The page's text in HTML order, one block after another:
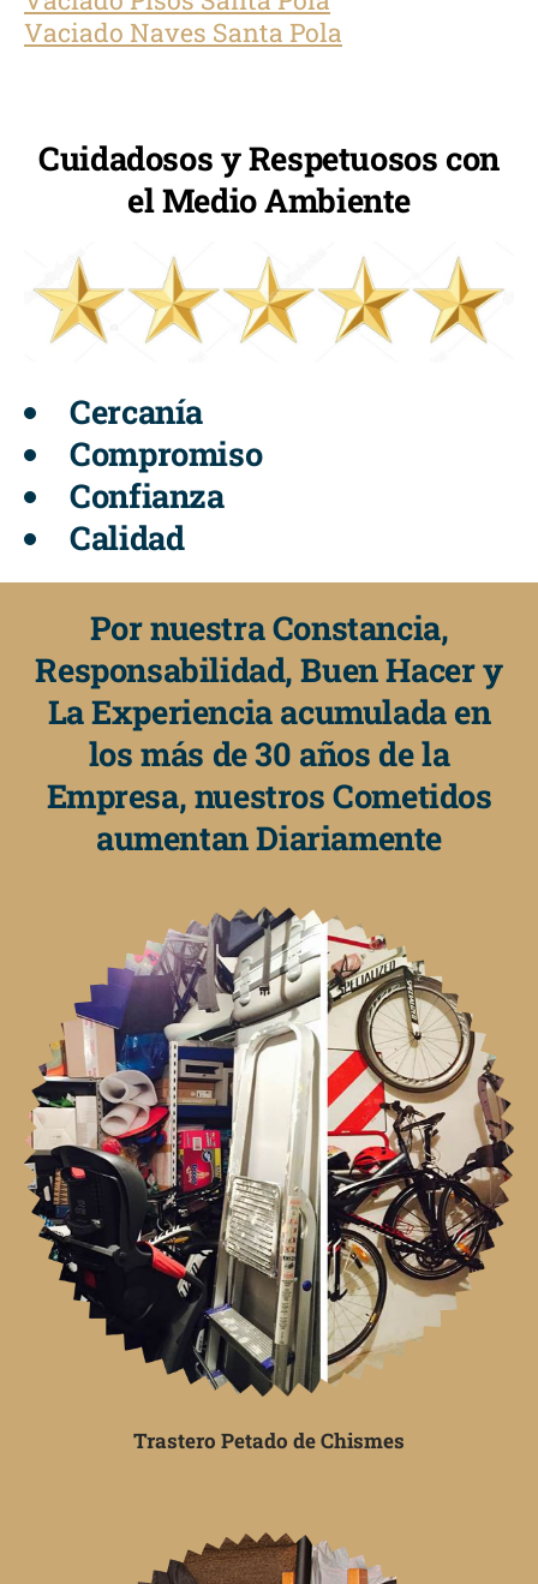
Vaciado Naves Santa Pola
Cuidadosos y Respetuosos con
el Medio Ambiente
Cercanía
Compromiso
Confianza
Calidad
Por nuestra Constancia,
Responsabilidad, Buen Hacer y
La Experiencia acumulada en
los más de 30 años de la
Empresa, nuestros Cometidos
aumentan Diariamente
Trastero Petado de Chismes